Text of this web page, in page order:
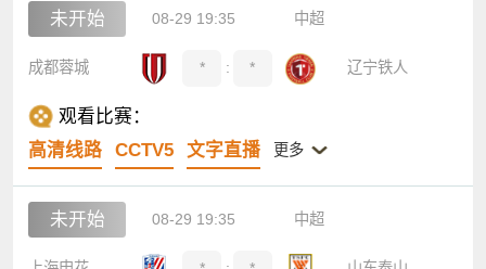
未开始 08-29 19:35 中超
成都蓉城 * : * 辽宁铁人
观看比赛：
高清线路
CCTV5 文字直播 更多
未开始 08-29 19:35 中超